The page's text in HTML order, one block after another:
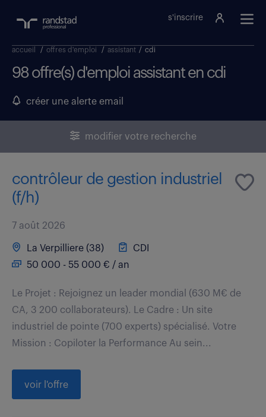
s'inscrire
accueil / offres d'emploi / assistant / cdi
98 offre(s) d'emploi assistant en cdi
créer une alerte email
modifier votre recherche
contrôleur de gestion industriel
(f/h)
7 août 2026
La Verpilliere (38)
CDI
50 000 - 55 000 € / an
Le Projet : Rejoignez un leader mondial (630 M€ de
CA, 3 200 collaborateurs). Le Cadre : Un site
industriel de pointe (700 experts) spécialisé. Votre
Mission : Copiloter la Performance Au sein...
voir l'offre